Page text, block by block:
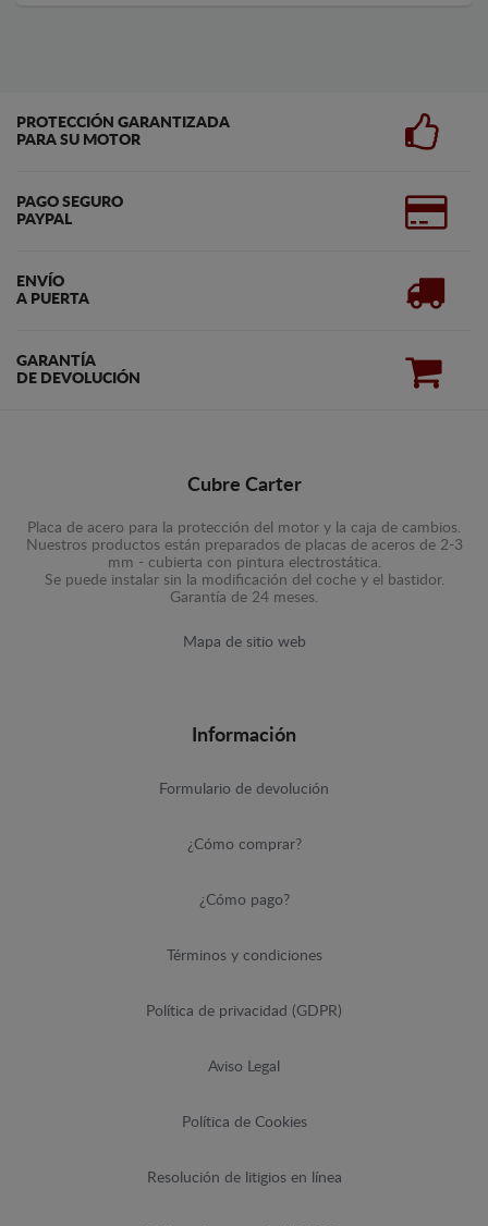
PROTECCIÓN GARANTIZADA
PARA SU MOTOR
PAGO SEGURO
PAYPAL
ENVÍO
A PUERTA
GARANTÍA
DE DEVOLUCIÓN
Cubre Carter
Placa de acero para la protección del motor y la caja de cambios.
Nuestros productos están preparados de placas de aceros de 2-3
mm - cubierta con pintura electrostática.
Se puede instalar sin la modificación del coche y el bastidor.
Garantía de 24 meses.
Mapa de sitio web
Información
Formulario de devolución
¿Cómo comprar?
¿Cómo pago?
Términos y condiciones
Política de privacidad (GDPR)
Aviso Legal
Política de Cookies
Resolución de litigios en línea